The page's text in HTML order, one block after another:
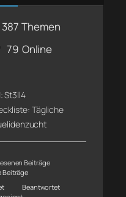
387 Themen
79 Online
St3ll4
Tägliche
Beiträge
Beiträge
Beantwortet